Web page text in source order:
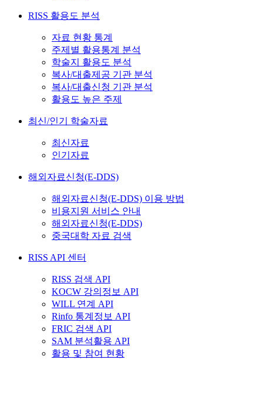
RISS 활용도 분석
자료 현황 통계
주제별 활용통계 분석
학술지 활용도 분석
복사/대출제공 기관 분석
복사/대출신청 기관 분석
활용도 높은 주제
최신/인기 학술자료
최신자료
인기자료
해외자료신청(E-DDS)
해외자료신청(E-DDS) 이용 방법
비용지원 서비스 안내
해외자료신청(E-DDS)
중국대학 자료 검색
RISS API 센터
RISS 검색 API
KOCW 강의정보 API
WILL 연계 API
Rinfo 통계정보 API
FRIC 검색 API
SAM 분석활용 API
활용 및 참여 현황